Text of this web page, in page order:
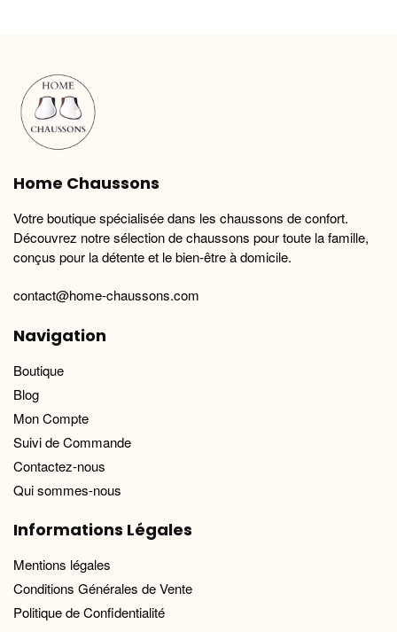
Home Chaussons
Votre boutique spécialisée dans les chaussons de confort.
Découvrez notre sélection de chaussons pour toute la famille,
conçus pour la détente et le bien-être à domicile.
contact@home-chaussons.com
Navigation
Boutique
Blog
Mon Compte
Suivi de Commande
Contactez-nous
Qui sommes-nous
Informations Légales
Mentions légales
Conditions Générales de Vente
Politique de Confidentialité